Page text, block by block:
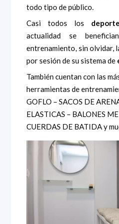
todo tipo de público.
Casi todos los
actualidad se
entrenamiento, sin olvidar,
por sesión de su sistema de
También cuentan con las
herramientas de
GOFLO – SACOS DE
ELASTICAS – BALONES
CUERDAS DE BATIDA y